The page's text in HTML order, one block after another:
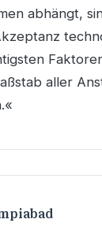
abhängt,
aller